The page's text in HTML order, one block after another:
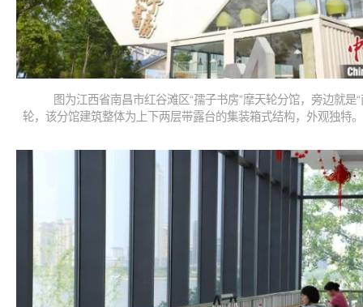
图为江西省南昌市红谷滩区“孺子书房”摩天轮分馆，旁边就是“
轮，该分馆建筑整体为上下两层带露台的集装箱式结构，外观独特